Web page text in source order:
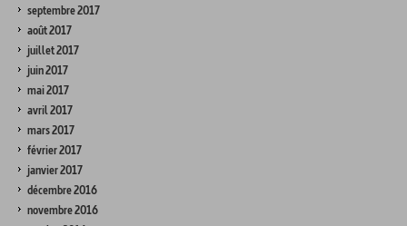
septembre 2017
août 2017
juillet 2017
juin 2017
mai 2017
avril 2017
mars 2017
février 2017
janvier 2017
décembre 2016
novembre 2016